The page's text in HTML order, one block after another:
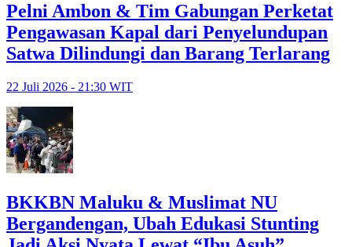
Pelni Ambon & Tim Gabungan Perketat
Pengawasan Kapal dari Penyelundupan
Satwa Dilindungi dan Barang Terlarang
22 Juli 2026 - 21:30 WIT
BKKBN Maluku & Muslimat NU
Bergandengan, Ubah Edukasi Stunting